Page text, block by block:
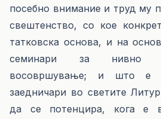
посебно внимание и труд му
свештенство, со кое
татковска основа, и на
семинари за нивно
восовршување; и што е
заедничари во светите
да се потенцира, кога е